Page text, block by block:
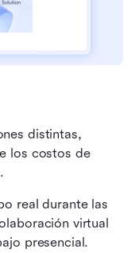
distintas,
los costos de
real durante las
virtual
presencial.